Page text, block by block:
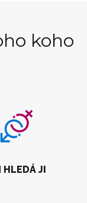
koho
HLEDÁ JI